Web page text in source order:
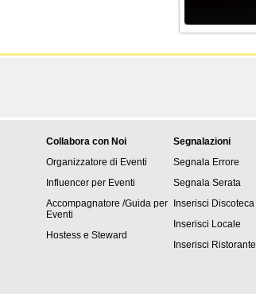
Collabora con Noi
Organizzatore di Eventi
Influencer per Eventi
Accompagnatore /Guida per
Eventi
Hostess e Steward
Segnalazioni
Segnala Errore
Segnala Serata
Inserisci Discoteca
Inserisci Locale
Inserisci Ristorante